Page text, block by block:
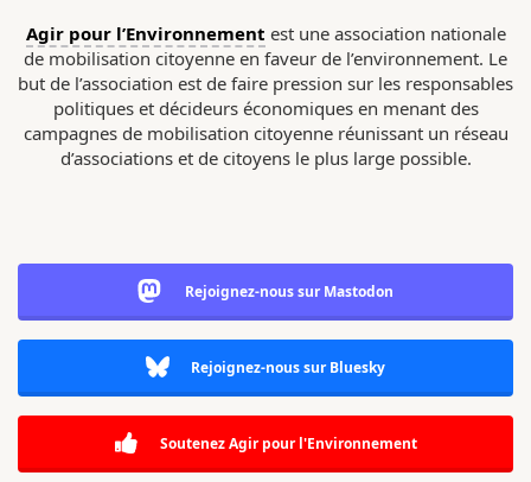
Agir pour l’Environnement est une association nationale
de mobilisation citoyenne en faveur de l’environnement. Le
but de l’association est de faire pression sur les responsables
politiques et décideurs économiques en menant des
campagnes de mobilisation citoyenne réunissant un réseau
d’associations et de citoyens le plus large possible.
Rejoignez-nous sur Mastodon
Rejoignez-nous sur Bluesky
Soutenez Agir pour l'Environnement